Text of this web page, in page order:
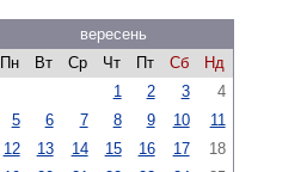
вересень
Пн
Вт Ср Чт Пт Сб
Нд
1
2 3
4
5
6 7 8 9 10
11
12
13 14 15 16 17
18